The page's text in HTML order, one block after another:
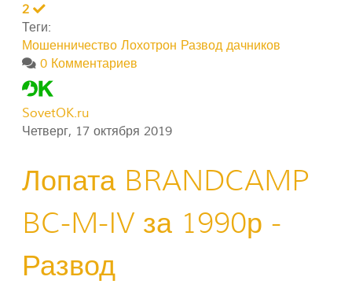
2
Теги:
Мошенничество Лохотрон Развод дачников
0 Комментариев
SovetOK.ru
Четверг, 17 октября 2019
Лопата BRANDCAMP
BC-M-IV за 1990р -
Развод